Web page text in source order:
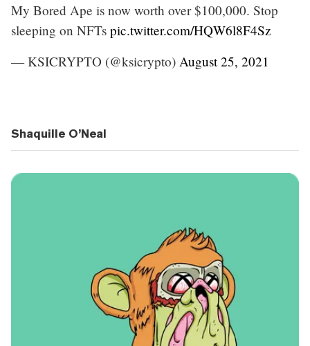
My Bored Ape is now worth over $100,000. Stop
sleeping on NFTs pic.twitter.com/HQW6l8F4Sz
— KSICRYPTO (@ksicrypto) August 25, 2021
Shaquille O’Neal